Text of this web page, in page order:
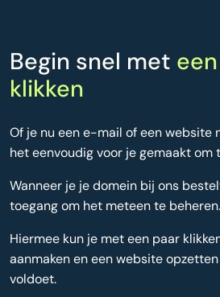
Begin snel met
klikken
Of je nu een e-mail of een website
het eenvoudig voor je gemaakt om
Wanneer je je domein bij ons
toegang om het meteen te beheren.
Hiermee kun je met een paar
aanmaken en een website
voldoet.